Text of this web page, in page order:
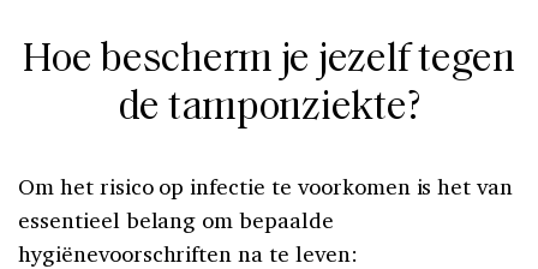
Hoe bescherm je jezelf tegen
de tamponziekte?
Om het risico op infectie te voorkomen is het van
essentieel belang om bepaalde
hygiënevoorschriften na te leven: